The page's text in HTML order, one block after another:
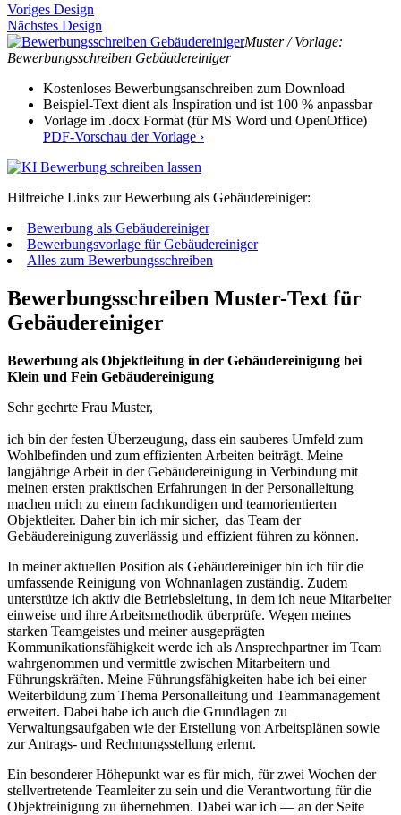
Voriges Design
Nächstes Design
Muster / Vorlage:
Bewerbungsschreiben Gebäudereiniger
Kostenloses Bewerbungsanschreiben zum Download
Beispiel-Text dient als Inspiration und ist 100 % anpassbar
Vorlage im .docx Format (für MS Word und OpenOffice)
PDF-Vorschau der Vorlage ›
Hilfreiche Links zur Bewerbung als Gebäudereiniger:
Bewerbung als Gebäudereiniger
Bewerbungsvorlage für Gebäudereiniger
Alles zum Bewerbungsschreiben
Bewerbungsschreiben Muster-Text für
Gebäudereiniger
Bewerbung als Objektleitung in der Gebäudereinigung bei
Klein und Fein Gebäudereinigung
Sehr geehrte Frau Muster,
ich bin der festen Überzeugung, dass ein sauberes Umfeld zum
Wohlbefinden und zum effizienten Arbeiten beiträgt. Meine
langjährige Arbeit in der Gebäudereinigung in Verbindung mit
meinen ersten praktischen Erfahrungen in der Personalleitung
machen mich zu einem fachkundigen und teamorientierten
Objektleiter. Daher bin ich mir sicher, das Team der
Gebäudereinigung zuverlässig und effizient führen zu können.
In meiner aktuellen Position als Gebäudereiniger bin ich für die
umfassende Reinigung von Wohnanlagen zuständig. Zudem
unterstütze ich aktiv die Betriebsleitung, in dem ich neue Mitarbeiter
einweise und ihre Arbeitsmethodik überprüfe. Wegen meines
starken Teamgeistes und meiner ausgeprägten
Kommunikationsfähigkeit werde ich als Ansprechpartner im Team
wahrgenommen und vermittle zwischen Mitarbeitern und
Führungskräften. Meine Führungsfähigkeiten habe ich bei einer
Weiterbildung zum Thema Personalleitung und Teammanagement
erweitert. Dabei habe ich auch die Grundlagen zu
Verwaltungsaufgaben wie der Erstellung von Arbeitsplänen sowie
zur Antrags- und Rechnungsstellung erlernt.
Ein besonderer Höhepunkt war es für mich, für zwei Wochen der
stellvertretende Teamleiter zu sein und die Verantwortung für die
Objektreinigung zu übernehmen. Dabei war ich — an der Seite